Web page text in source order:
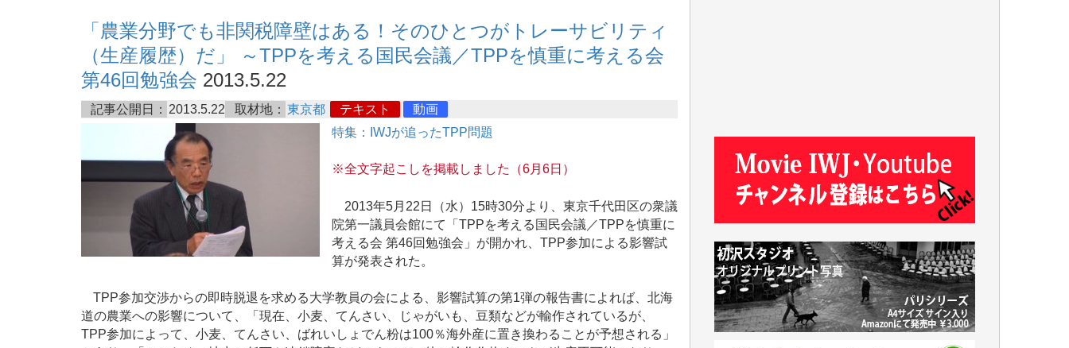
「農業分野でも非関税障壁はある！そのひとつがトレーサビリティ
（生産履歴）だ」 ～TPPを考える国民会議／TPPを慎重に考える会
第46回勉強会 2013.5.22
記事公開日： 2013.5.22 取材地： 東京都 テキスト
動画
特集：IWJが追ったTPP問題
※全文字起こしを掲載しました（6月6日）
2013年5月22日（水）15時30分より、東京千代田区の衆議
院第一議員会館にて「TPPを考える国民会議／TPPを慎重に
考える会 第46回勉強会」が開かれ、TPP参加による影響試
算が発表された。
TPP参加交渉からの即時脱退を求める大学教員の会による、影響試算の第1弾の報告書によれば、北海
道の農業への影響について、「現在、小麦、てんさい、じゃがいも、豆類などが輸作されているが、
TPP参加によって、小麦、てんさい、ばれいしょでん粉は100％海外産に置き換わることが予想される」
ASAKO TAKAESU 様
マシオン恵美香 様
平野智生 様
徳山匡 様
金 盛起 様
塩川 晃平 様
松本益美 様
井出 隆太 様